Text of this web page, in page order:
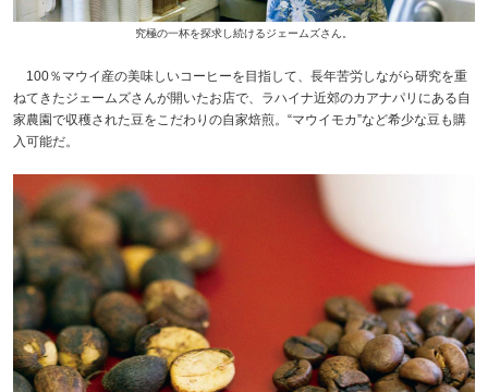
究極の一杯を探求し続けるジェームズさん。
100％マウイ産の美味しいコーヒーを目指して、長年苦労しながら研究を重
ねてきたジェームズさんが開いたお店で、ラハイナ近郊のカアナパリにある自
家農園で収穫された豆をこだわりの自家焙煎。“マウイモカ”など希少な豆も購
入可能だ。